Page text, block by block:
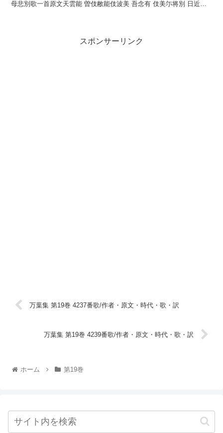
母悲別歌一首原文天雲能 曽伎敝能伎波美 吾念有 伎美尓将別 日近成
スポンサーリンク
万葉集 第19巻 4237番歌/作者・原文・時代・歌・訳
万葉集 第19巻 4239番歌/作者・原文・時代・歌・訳
ホーム 第19巻